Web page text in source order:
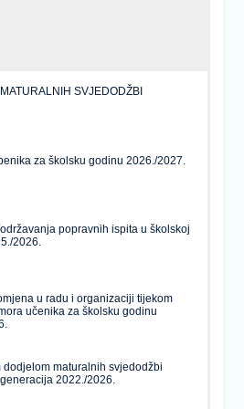
SVJEDODŽBI
za školsku godinu 2026./2027.
popravnih ispita u školskoj
2026.
u radu i organizaciji tijekom
učenika za školsku godinu
dodjelom maturalnih svjedodžbi
2022./2026.